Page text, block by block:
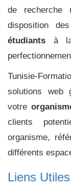
de
disposition
étudiants à la
Tunisie-
solutions web
votre
clients
organisme,
différents
Liens Utiles